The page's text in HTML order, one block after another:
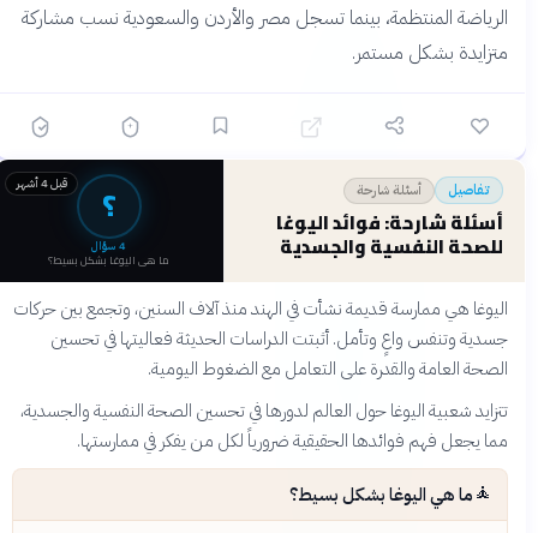
الرياضة المنتظمة، بينما تسجل مصر والأردن والسعودية نسب مشاركة
متزايدة بشكل مستمر.
تفاصيل أسئلة شارحة
أسئلة شارحة: فوائد اليوغا
للصحة النفسية والجسدية
قبل 4 أشهر ؟
4سؤال
ما هي اليوغا بشكل بسيط؟
اليوغا هي ممارسة قديمة نشأت في الهند منذ آلاف السنين، وتجمع بين حركات
جسدية وتنفس واعٍ وتأمل. أثبتت الدراسات الحديثة فعاليتها في تحسين
الصحة العامة والقدرة على التعامل مع الضغوط اليومية.
تتزايد شعبية اليوغا حول العالم لدورها في تحسين الصحة النفسية والجسدية،
مما يجعل فهم فوائدها الحقيقية ضرورياً لكل من يفكر في ممارستها.
🧘ما هي اليوغا بشكل بسيط؟